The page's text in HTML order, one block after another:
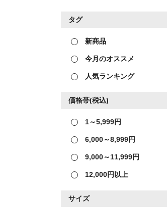
タグ
新商品
今月のオススメ
人気ランキング
価格帯(税込)
1～5,999円
6,000～8,999円
9,000～11,999円
12,000円以上
サイズ